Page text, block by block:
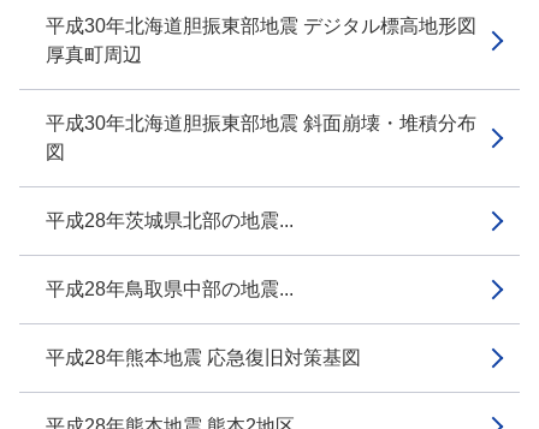
平成30年北海道胆振東部地震 デジタル標高地形図
厚真町周辺
平成30年北海道胆振東部地震 斜面崩壊・堆積分布
図
平成28年茨城県北部の地震...
平成28年鳥取県中部の地震...
平成28年熊本地震 応急復旧対策基図